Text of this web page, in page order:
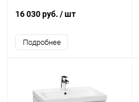
16 030 руб. / шт
Подробнее